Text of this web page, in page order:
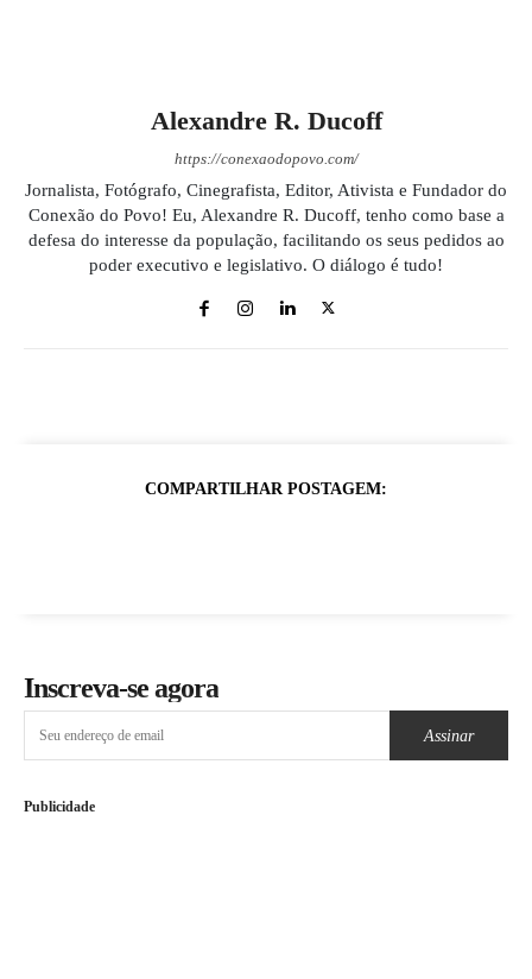
Alexandre R. Ducoff
https://conexaodopovo.com/
Jornalista, Fotógrafo, Cinegrafista, Editor, Ativista e Fundador do
Conexão do Povo! Eu, Alexandre R. Ducoff, tenho como base a
defesa do interesse da população, facilitando os seus pedidos ao
poder executivo e legislativo. O diálogo é tudo!
COMPARTILHAR POSTAGEM:
Inscreva-se agora
Assinar
Publicidade